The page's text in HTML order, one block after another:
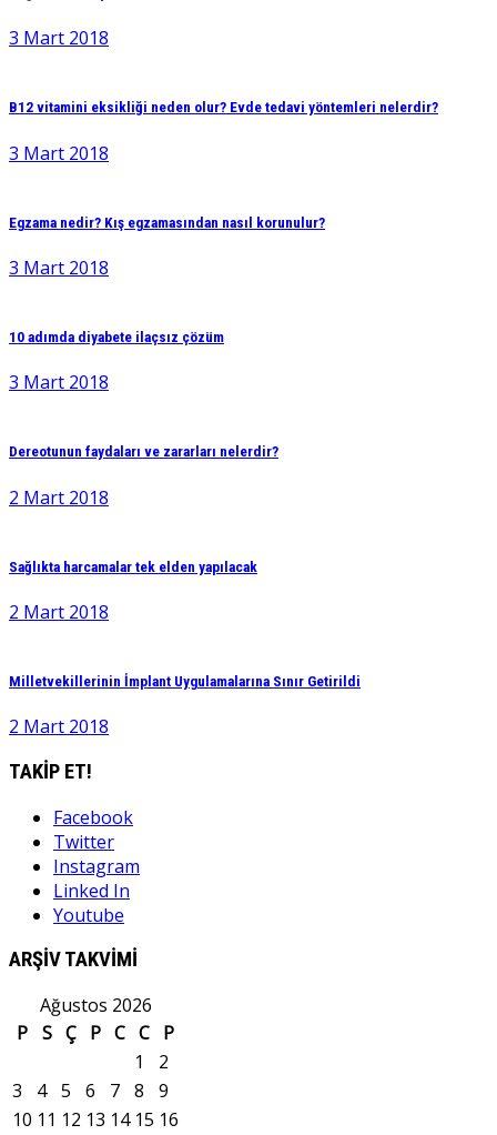
3 Mart 2018
B12 vitamini eksikliği neden olur? Evde tedavi yöntemleri nelerdir?
3 Mart 2018
Egzama nedir? Kış egzamasından nasıl korunulur?
3 Mart 2018
10 adımda diyabete ilaçsız çözüm
3 Mart 2018
Dereotunun faydaları ve zararları nelerdir?
2 Mart 2018
Sağlıkta harcamalar tek elden yapılacak
2 Mart 2018
Milletvekillerinin İmplant Uygulamalarına Sınır Getirildi
2 Mart 2018
TAKİP ET!
Facebook
Twitter
Instagram
Linked In
Youtube
ARŞİV TAKVİMİ
Ağustos 2026
P S Ç P C C P
1
2
3
4 5 6 7 8
9
10 11 12 13 14 15 16